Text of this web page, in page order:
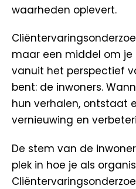
waarheden oplevert.
maar een middel om
vanuit het perspectief
bent: de inwoners.
hun verhalen, ontstaat
vernieuwing en
De stem van de
plek in hoe je als